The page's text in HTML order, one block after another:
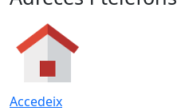
Accedeix